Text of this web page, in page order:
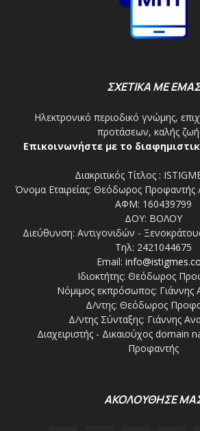
ΣΧΕΤΙΚΑ ΜΕ ΕΜΑΣ
Ηλεκτρονικό περιοδικό γνώμης,
προτάσεων, καλής
Επικοινωνήστε με το
Διακριτικός Τίτλος :
Όνομα Εταιρείας: Θεόδωρος Προφαντής /
ΑΦΜ: 160439799
ΔΟΥ: ΒΟΛΟΥ
Διεύθυνση: Αντιγονιδών -
Τηλ: 2421044675
Email:
Ιδιοκτήτης: Θεόδωρος
Νόμιμος εκπρόσωπος: Γιάννης
Δ/ντης: Θεόδωρος
Δ/ντης Σύνταξης: Γιάννης
Διαχειριστής - Δικαιούχος domain
Προφαντής
ΑΚΟΛΟΥΘΗΣΕ